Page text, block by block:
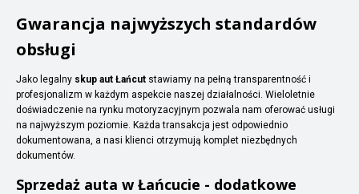
Gwarancja najwyższych standardów
obsługi
Jako legalny skup aut Łańcut stawiamy na pełną transparentność i
profesjonalizm w każdym aspekcie naszej działalności. Wieloletnie
doświadczenie na rynku motoryzacyjnym pozwala nam oferować usługi
na najwyższym poziomie. Każda transakcja jest odpowiednio
dokumentowana, a nasi klienci otrzymują komplet niezbędnych
dokumentów.
Sprzedaż auta w Łańcucie - dodatkowe